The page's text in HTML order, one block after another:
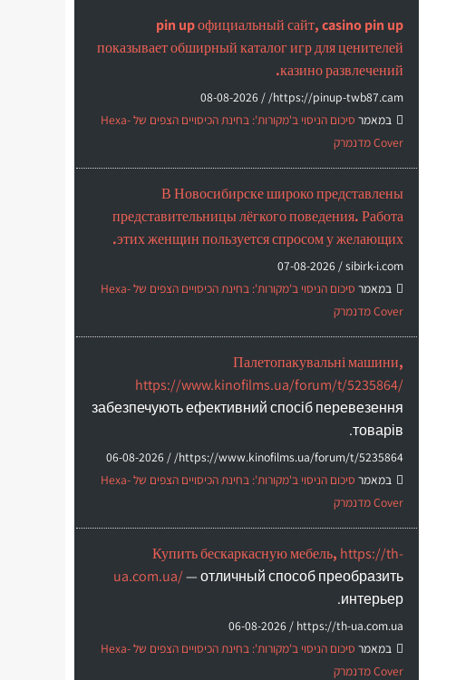
pin up официальный сайт, casino pin up
показывает обширный каталог игр для ценителей
казино развлечений.
https://pinup-twb87.cam/ /
08-08-2026
במאמר
סיכום הניסוי ב'מקורות': בחינת הכיסויים הצפים של Hexa-
Cover מדנמרק
В Новосибирске широко представлены
представительницы лёгкого поведения. Работа
этих женщин пользуется спросом у желающих.
sibirk-i.com /
07-08-2026
במאמר
סיכום הניסוי ב'מקורות': בחינת הכיסויים הצפים של Hexa-
Cover מדנמרק
Палетопакувальні машини,
https://www.kinofilms.ua/forum/t/5235864/
забезпечують ефективний спосіб перевезення
товарів.
https://www.kinofilms.ua/forum/t/5235864/ /
06-08-2026
במאמר
סיכום הניסוי ב'מקורות': בחינת הכיסויים הצפים של Hexa-
Cover מדנמרק
Купить бескаркасную мебель, https://th-
ua.com.ua/— отличный способ преобразить
интерьер.
https://th-ua.com.ua /
06-08-2026
במאמר
סיכום הניסוי ב'מקורות': בחינת הכיסויים הצפים של Hexa-
Cover מדנמרק